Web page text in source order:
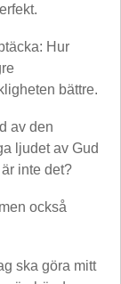
Hur
bättre.
av den
ljudet av Gud
inte det?
också
ska göra mitt